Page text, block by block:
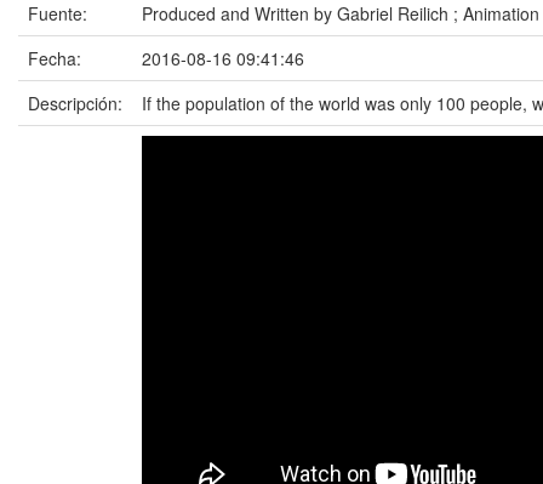
Fuente:
Produced and Written by Gabriel Reilich ;
Fecha:
2016-08-16 09:41:46
Descripción:
If the population of the world was only 100 people,